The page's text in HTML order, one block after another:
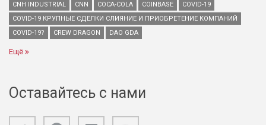
CNH INDUSTRIAL
CNN COCA-COLA COINBASE
COVID-19
COVID-19 КРУПНЫЕ СДЕЛКИ СЛИЯНИЕ И ПРИОБРЕТЕНИЕ КОМПАНИЙ
COVID-19?
CREW DRAGON DAO GDA
Ещё
Оставайтесь с нами